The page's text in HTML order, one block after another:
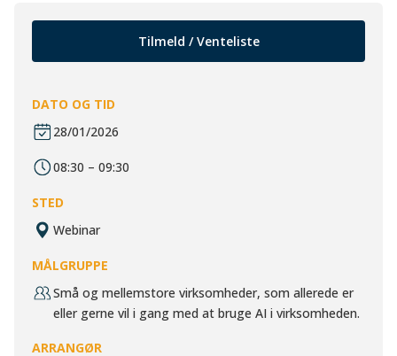
Tilmeld / Venteliste
DATO OG TID
28/01/2026
08:30 – 09:30
STED
Webinar
MÅLGRUPPE
Små og mellemstore virksomheder, som allerede er
eller gerne vil i gang med at bruge AI i virksomheden.
ARRANGØR